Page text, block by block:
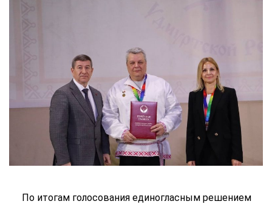
По итогам голосования единогласным решением